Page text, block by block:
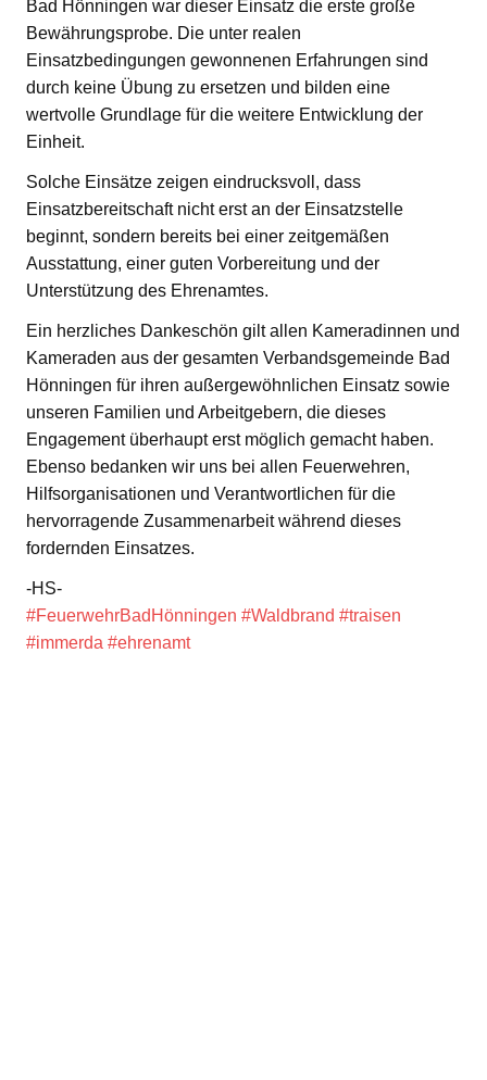
Bad Hönningen war dieser Einsatz die erste große
Bewährungsprobe. Die unter realen
Einsatzbedingungen gewonnenen Erfahrungen sind
durch keine Übung zu ersetzen und bilden eine
wertvolle Grundlage für die weitere Entwicklung der
Einheit.
Solche Einsätze zeigen eindrucksvoll, dass
Einsatzbereitschaft nicht erst an der Einsatzstelle
beginnt, sondern bereits bei einer zeitgemäßen
Ausstattung, einer guten Vorbereitung und der
Unterstützung des Ehrenamtes.
Ein herzliches Dankeschön gilt allen Kameradinnen und
Kameraden aus der gesamten Verbandsgemeinde Bad
Hönningen für ihren außergewöhnlichen Einsatz sowie
unseren Familien und Arbeitgebern, die dieses
Engagement überhaupt erst möglich gemacht haben.
Ebenso bedanken wir uns bei allen Feuerwehren,
Hilfsorganisationen und Verantwortlichen für die
hervorragende Zusammenarbeit während dieses
fordernden Einsatzes.
-HS-
#FeuerwehrBadHönningen #Waldbrand #traisen
#immerda #ehrenamt